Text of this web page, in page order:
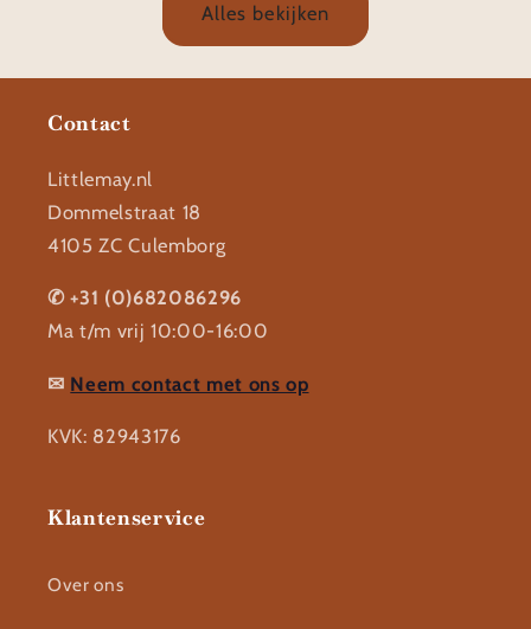
Alles bekijken
Contact
Littlemay.nl
Dommelstraat 18
4105 ZC Culemborg
✆ +31 (0)682086296
Ma t/m vrij 10:00-16:00
✉ Neem contact met ons op
KVK: 82943176
Klantenservice
Over ons